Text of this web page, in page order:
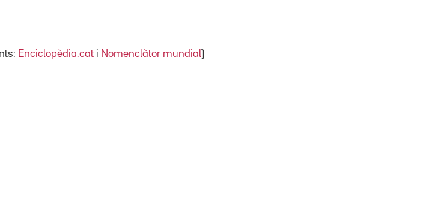
Enciclopèdia.cat i Nomenclàtor mundial )